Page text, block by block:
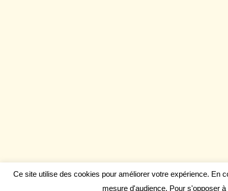
Ce site utilise des cookies pour améliorer votre expérience. En
mesure d'audience. Pour s'opposer